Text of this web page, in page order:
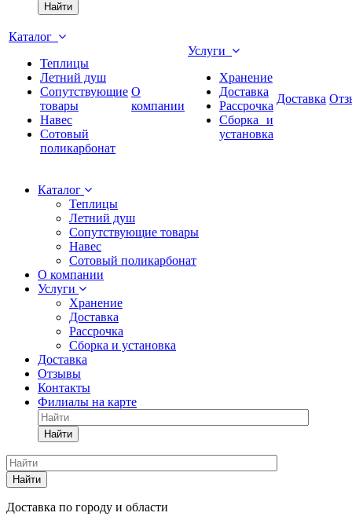
Найти
Каталог
Теплицы
Летний душ
Сопутствующие
товары
Навес
Сотовый
поликарбонат
О
компании
Услуги
Хранение
Доставка
Рассрочка
Сборка и
установка
Доставка
Каталог
Теплицы
Летний душ
Сопутствующие товары
Навес
Сотовый поликарбонат
О компании
Услуги
Хранение
Доставка
Рассрочка
Сборка и установка
Доставка
Отзывы
Контакты
Филиалы на карте
Найти
Найти
Доставка по городу и области